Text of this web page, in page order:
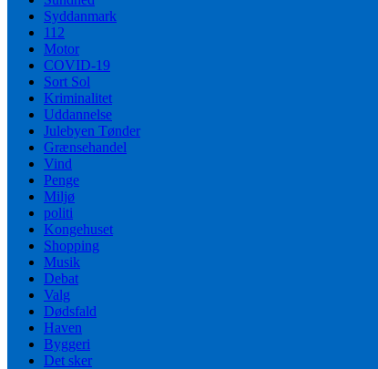
Syddanmark
112
Motor
COVID-19
Sort Sol
Kriminalitet
Uddannelse
Julebyen Tønder
Grænsehandel
Vind
Penge
Miljø
politi
Kongehuset
Shopping
Musik
Debat
Valg
Dødsfald
Haven
Byggeri
Det sker